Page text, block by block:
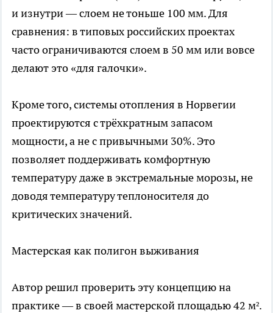
и изнутри — слоем не тоньше 100 мм. Для
сравнения: в типовых российских проектах
часто ограничиваются слоем в 50 мм или вовсе
делают это «для галочки».
Кроме того, системы отопления в Норвегии
проектируются с трёхкратным запасом
мощности, а не с привычными 30%. Это
позволяет поддерживать комфортную
температуру даже в экстремальные морозы, не
доводя температуру теплоносителя до
критических значений.
Мастерская как полигон выживания
Автор решил проверить эту концепцию на
практике — в своей мастерской площадью 42 м².